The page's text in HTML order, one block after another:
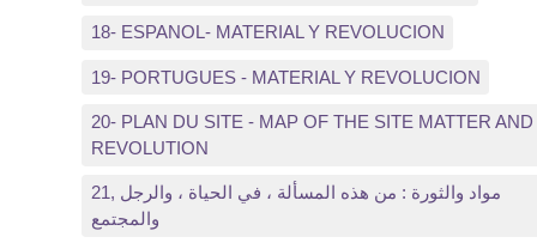
18- ESPANOL- MATERIAL Y REVOLUCION
19- PORTUGUES - MATERIAL Y REVOLUCION
20- PLAN DU SITE - MAP OF THE SITE MATTER AND
REVOLUTION
21, مواد والثورة : من هذه المسألة ، في الحياة ، والرجل
والمجتمع